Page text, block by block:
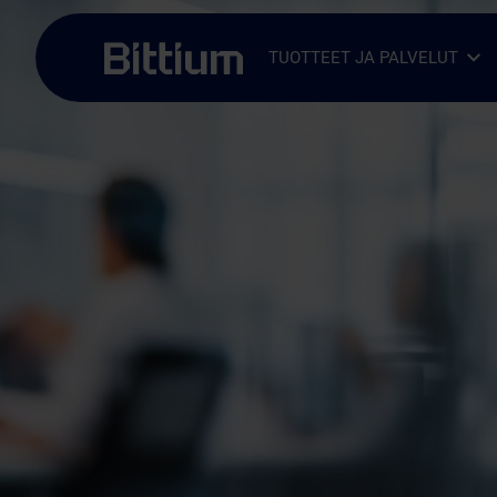
Siirry sisältöön
TUOTTEET JA PALVELUTAvaa alavalikko
Sulje alavalikko